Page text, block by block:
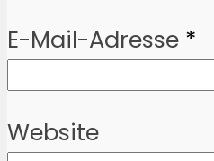
E-Mail-Adresse *
Website